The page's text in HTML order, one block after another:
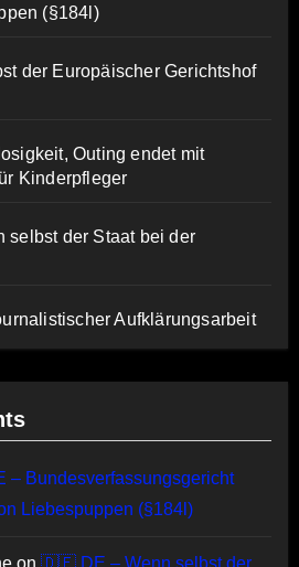
(§184l)
der Europäischer Gerichtshof
Outing endet mit
Kinderpfleger
der Staat bei der
Aufklärungsarbeit
Bundesverfassungsgericht
Liebespuppen (§184l)